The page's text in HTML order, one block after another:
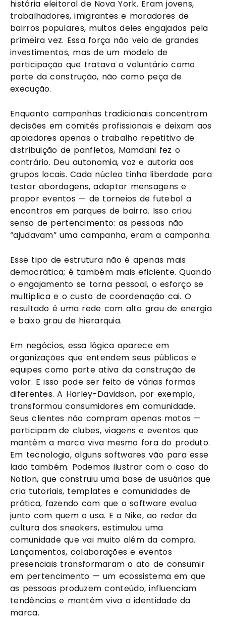
história eleitoral de Nova York. Eram jovens,
trabalhadores, imigrantes e moradores de
bairros populares, muitos deles engajados pela
primeira vez. Essa força não veio de grandes
investimentos, mas de um modelo de
participação que tratava o voluntário como
parte da construção, não como peça de
execução.
Enquanto campanhas tradicionais concentram
decisões em comitês profissionais e deixam aos
apoiadores apenas o trabalho repetitivo de
distribuição de panfletos, Mamdani fez o
contrário. Deu autonomia, voz e autoria aos
grupos locais. Cada núcleo tinha liberdade para
testar abordagens, adaptar mensagens e
propor eventos — de torneios de futebol a
encontros em parques de bairro. Isso criou
senso de pertencimento: as pessoas não
“ajudavam” uma campanha, eram a campanha.
Esse tipo de estrutura não é apenas mais
democrática; é também mais eficiente. Quando
o engajamento se torna pessoal, o esforço se
multiplica e o custo de coordenação cai. O
resultado é uma rede com alto grau de energia
e baixo grau de hierarquia.
Em negócios, essa lógica aparece em
organizações que entendem seus públicos e
equipes como parte ativa da construção de
valor. E isso pode ser feito de várias formas
diferentes. A Harley-Davidson, por exemplo,
transformou consumidores em comunidade.
Seus clientes não compram apenas motos —
participam de clubes, viagens e eventos que
mantêm a marca viva mesmo fora do produto.
Em tecnologia, alguns softwares vão para esse
lado também. Podemos ilustrar com o caso do
Notion, que construiu uma base de usuários que
cria tutoriais, templates e comunidades de
prática, fazendo com que o software evolua
junto com quem o usa. E a Nike, ao redor da
cultura dos sneakers, estimulou uma
comunidade que vai muito além da compra.
Lançamentos, colaborações e eventos
presenciais transformaram o ato de consumir
em pertencimento — um ecossistema em que
as pessoas produzem conteúdo, influenciam
tendências e mantêm viva a identidade da
marca.